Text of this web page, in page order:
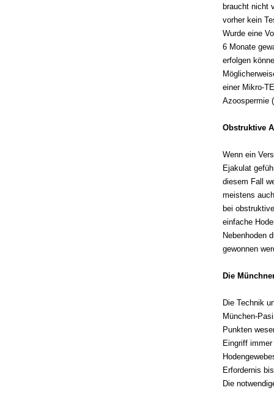
braucht nicht
vorher kein
Wurde eine
6 Monate
erfolgen
einer Mikro-
Azoospermie
Obstruktive
Wenn ein
Ejakulat
diesem Fall
meistens
bei
einfache
Nebenhoden
gewonnen
Die
Die Technik
München-
Punkten
Eingriff
Erfordernis
Die